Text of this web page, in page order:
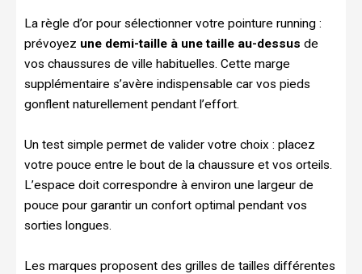
La règle d’or pour sélectionner votre pointure running :
prévoyez une demi-taille à une taille au-dessus de
vos chaussures de ville habituelles. Cette marge
supplémentaire s’avère indispensable car vos pieds
gonflent naturellement pendant l’effort.
Un test simple permet de valider votre choix : placez
votre pouce entre le bout de la chaussure et vos orteils.
L’espace doit correspondre à environ une largeur de
pouce pour garantir un confort optimal pendant vos
sorties longues.
Les marques proposent des grilles de tailles différentes